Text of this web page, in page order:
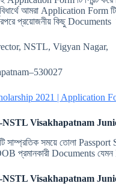
আমরা Application Form
প্রয়োজনীয় কিছু Documents
NSTL, Vigyan Nagar,
2021 | Application
Visakhapatnam
সাম্প্রতিক সময়ে তোলা
প্রমানকারী Documents
Visakhapatnam